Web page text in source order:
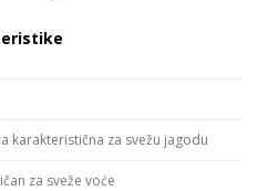
karakteristična za svežu jagodu
za sveže voće